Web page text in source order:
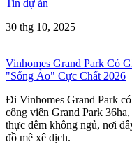
Tin dự án
30 thg 10, 2025
Vinhomes Grand Park Có
"Sống Ảo" Cực Chất 2026
Đi Vinhomes Grand Park
công viên Grand Park
thực đêm không ngủ, nơi
đồ mê xê dịch.